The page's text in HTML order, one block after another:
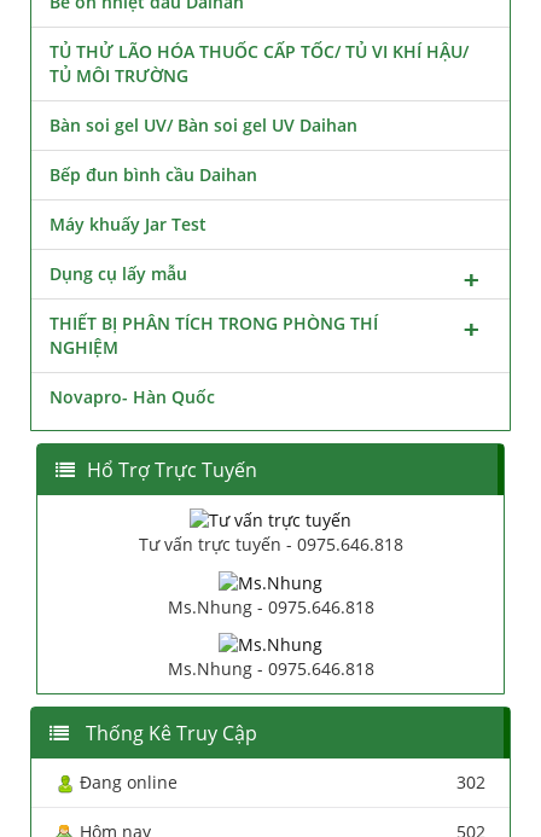
TỦ THỬ LÃO HÓA THUỐC CẤP TỐC/ TỦ VI KHÍ HẬU/
TỦ MÔI TRƯỜNG
Bàn soi gel UV/ Bàn soi gel UV Daihan
Bếp đun bình cầu Daihan
Máy khuấy Jar Test
Dụng cụ lấy mẫu
THIẾT BỊ PHÂN TÍCH TRONG PHÒNG THÍ
NGHIỆM
Novapro- Hàn Quốc
Hổ Trợ Trực Tuyến
Tư vấn trực tuyến - 0975.646.818
Ms.Nhung - 0975.646.818
Ms.Nhung - 0975.646.818
Thống Kê Truy Cập
Đang online 302
Hôm nay 502